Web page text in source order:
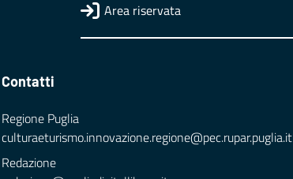
Area riservata
Contatti
Regione Puglia
culturaeturismo.innovazione.regione@pec.rupar.puglia.it
Redazione